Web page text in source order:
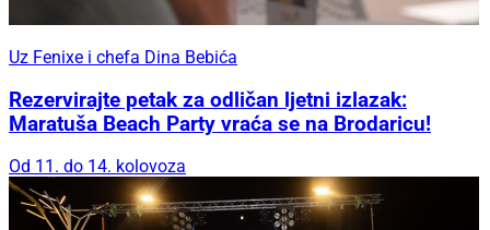
Uz Fenixe i chefa Dina Bebića
Rezervirajte petak za odličan ljetni izlazak:
Maratuša Beach Party vraća se na Brodaricu!
Od 11. do 14. kolovoza